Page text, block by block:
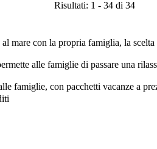
Risultati: 1 - 34 di 34
mare con la propria famiglia, la
alle famiglie di passare una
famiglie, con pacchetti vacanze a